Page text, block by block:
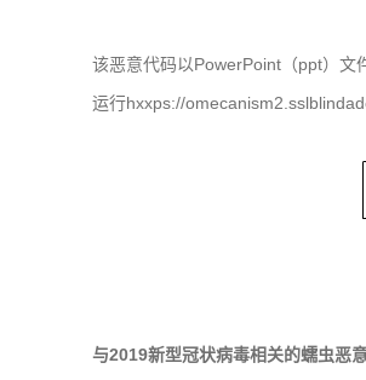
该恶意代码以PowerPoint （ppt）文
运行hxxps://
与2019新型冠状病毒相关的蠕虫恶